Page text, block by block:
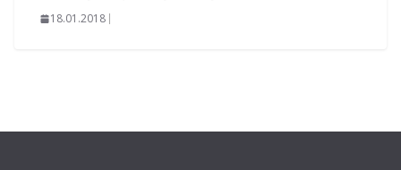
18.01.2018